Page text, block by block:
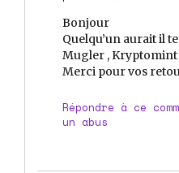
Bonjour
Quelqu’un aurait il
Mugler , Kryptomint
Merci pour vos
Répondre à ce
un abus